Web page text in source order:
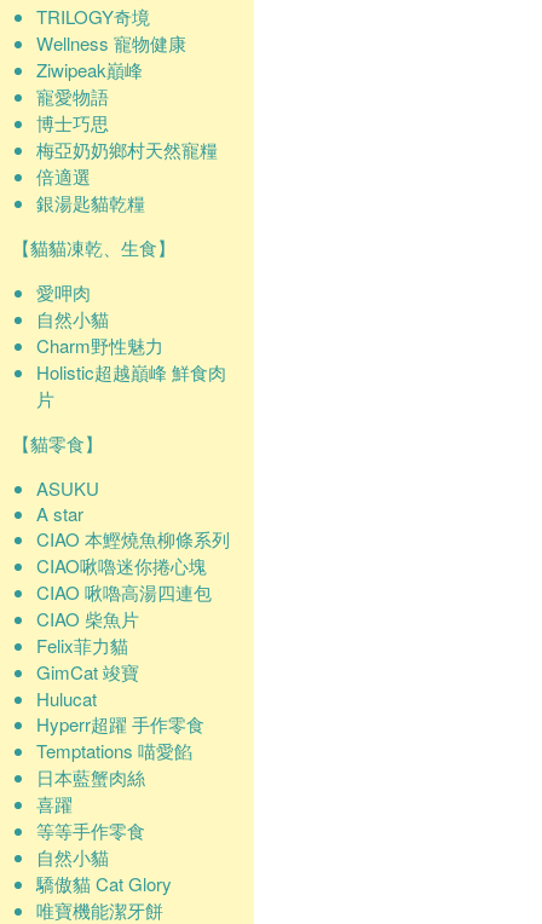
TRILOGY奇境
Wellness 寵物健康
Ziwipeak巔峰
寵愛物語
博士巧思
梅亞奶奶鄉村天然寵糧
倍適選
銀湯匙貓乾糧
【貓貓凍乾、生食】
愛呷肉
自然小貓
Charm野性魅力
Holistic超越巔峰 鮮食肉
片
【貓零食】
ASUKU
A star
CIAO 本鰹燒魚柳條系列
CIAO啾嚕迷你捲心塊
CIAO 啾嚕高湯四連包
CIAO 柴魚片
Felix菲力貓
GimCat 竣寶
Hulucat
Hyperr超躍 手作零食
Temptations 喵愛餡
日本藍蟹肉絲
喜躍
等等手作零食
自然小貓
驕傲貓 Cat Glory
唯寶機能潔牙餅